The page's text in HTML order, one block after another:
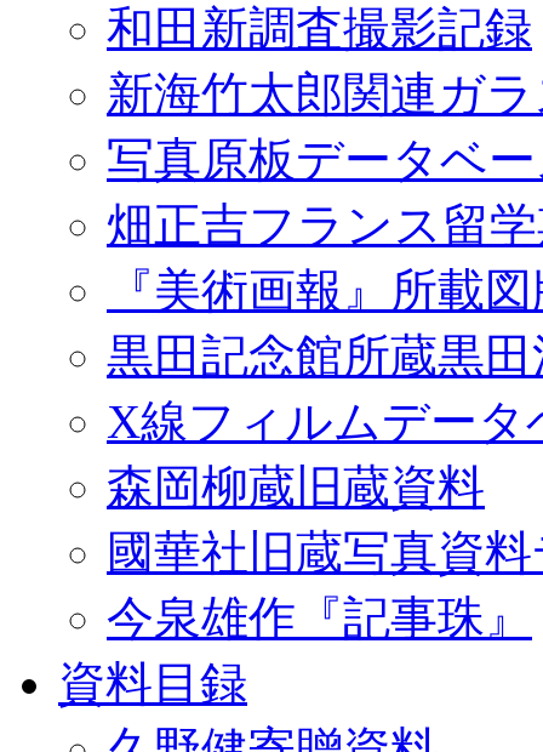
和田新調査撮影記録
新海竹太郎関連ガ
写真原板データベ
畑正吉フランス留
『美術画報』所載
黒田記念館所蔵黒
X線フィルムデータ
森岡柳蔵旧蔵資料
國華社旧蔵写真資
今泉雄作『記事珠』
資料目録